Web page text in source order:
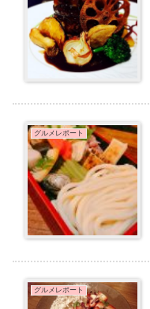
グルメレポート
グルメレポート